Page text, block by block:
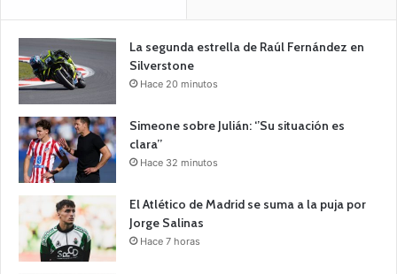
La segunda estrella de Raúl Fernández en
Silverstone
Hace 20 minutos
Simeone sobre Julián: ‘’Su situación es
clara’’
Hace 32 minutos
El Atlético de Madrid se suma a la puja por
Jorge Salinas
Hace 7 horas